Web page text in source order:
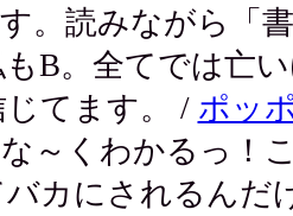
。読みながら「
もB。全てでは亡
てます。 / ポッ
～くわかるっ！
バカにされるんだ